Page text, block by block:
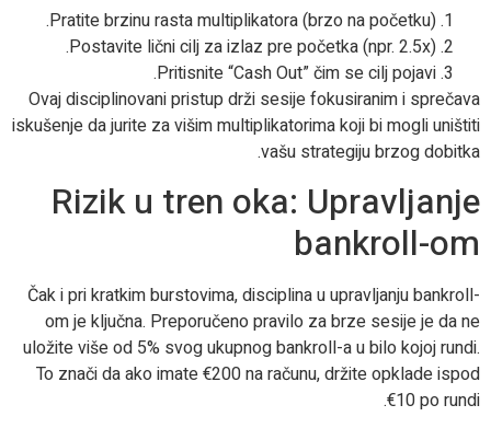
Pratite brzinu rasta multiplikatora (brzo na početku).
Postavite lični cilj za izlaz pre početka (npr. 2.5x).
Pritisnite “Cash Out” čim se cilj pojavi.
Ovaj disciplinovani pristup drži sesije fokusiranim i sprečava
iskušenje da jurite za višim multiplikatorima koji bi mogli uništiti
vašu strategiju brzog dobitka.
Rizik u tren oka: Upravljanje
bankroll-om
Čak i pri kratkim burstovima, disciplina u upravljanju bankroll-
om je ključna. Preporučeno pravilo za brze sesije je da ne
uložite više od 5% svog ukupnog bankroll-a u bilo kojoj rundi.
To znači da ako imate €200 na računu, držite opklade ispod
€10 po rundi.